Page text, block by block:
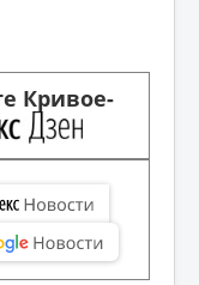
Кривое-